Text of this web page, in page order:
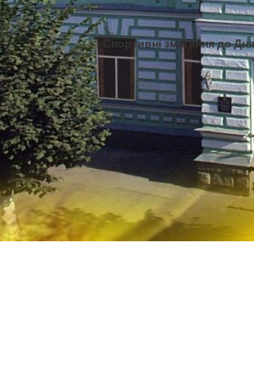
Спортивні змагання до